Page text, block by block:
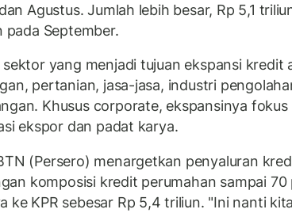
Agustus. Jumlah lebih besar, Rp 5,1
pada September.
sektor yang menjadi tujuan ekspansi kredit
pertanian, jasa-jasa, industri
Khusus corporate, ekspansinya
ekspor dan padat karya.
(Persero) menargetkan penyaluran
komposisi kredit perumahan sampai 70
ke KPR sebesar Rp 5,4 triliun. "Ini nanti